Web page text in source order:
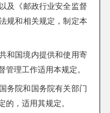
及《邮政行业安全监督
规和相关规定，制定本
和国境内提供和使用寄
管理工作适用本规定。
务院和国务院有关部门
的，适用其规定。